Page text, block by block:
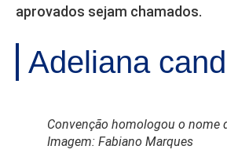
aprovados sejam chamados.
Adeliana
Convenção homologou o nome
Imagem: Fabiano Marques